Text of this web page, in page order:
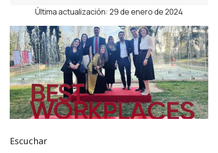
Última actualización: 29 de enero de 2024
Escuchar